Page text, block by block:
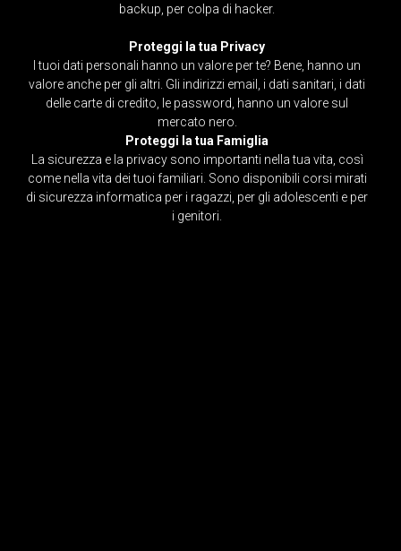
backup, per colpa di hacker.
Proteggi la tua Privacy
I tuoi dati personali hanno un valore per te? Bene, hanno un
valore anche per gli altri. Gli indirizzi email, i dati sanitari, i dati
delle carte di credito, le password, hanno un valore sul
mercato nero.
Proteggi la tua Famiglia
La sicurezza e la privacy sono importanti nella tua vita, così
come nella vita dei tuoi familiari. Sono disponibili corsi mirati
di sicurezza informatica per i ragazzi, per gli adolescenti e per
i genitori.